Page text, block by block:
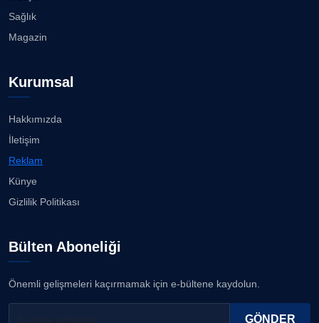
Sağlık
Magazin
Kurumsal
Hakkımızda
İletişim
Reklam
Künye
Gizlilik Politikası
Bülten Aboneliği
Önemli gelişmeleri kaçırmamak için e-bültene kaydolun.
GÖNDER